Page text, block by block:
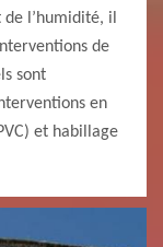
l’humidité, il
de
sont
en
et habillage